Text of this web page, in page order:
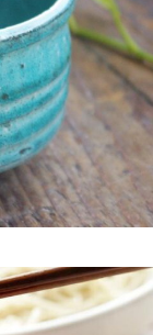
ケーブルテレ
をぶらぶら歩
ぼーる 千代保稲
も便利な手づく